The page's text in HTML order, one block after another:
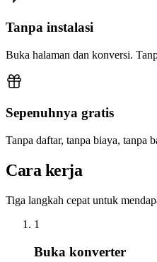
Tanpa instalasi
Buka halaman dan konversi.
Sepenuhnya gratis
Tanpa daftar, tanpa biaya, tanpa
Cara kerja
Tiga langkah cepat untuk
1
Buka konverter